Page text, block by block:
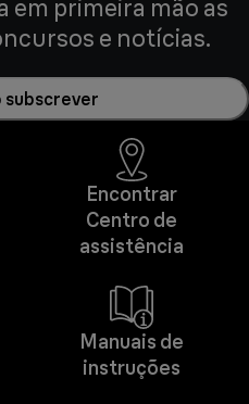
em primeira mão as
e notícias.
subscrever
Encontrar
Centro de
assistência
Manuais de
instruções